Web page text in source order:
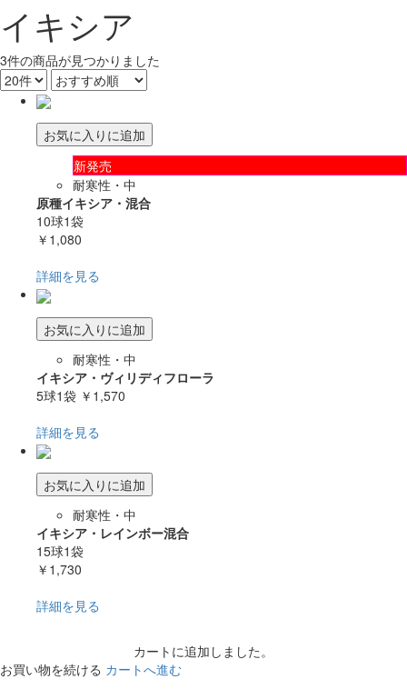
イキシア
3件の商品が見つかりました
お気に入りに追加
新発売
耐寒性・中
原種イキシア・混合
10球1袋
￥1,080
詳細を見る
お気に入りに追加
耐寒性・中
イキシア・ヴィリディフローラ
5球1袋 ￥1,570
詳細を見る
お気に入りに追加
耐寒性・中
イキシア・レインボー混合
15球1袋
￥1,730
詳細を見る
カートに追加しました。
お買い物を続ける カートへ進む